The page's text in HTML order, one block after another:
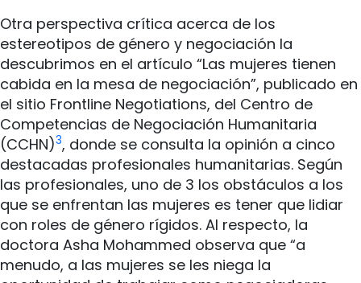
Otra perspectiva crítica acerca de los
estereotipos de género y negociación la
descubrimos en el artículo “Las mujeres tienen
cabida en la mesa de negociación”, publicado en
el sitio Frontline Negotiations, del Centro de
Competencias de Negociación Humanitaria
(CCHN)3, donde se consulta la opinión a cinco
destacadas profesionales humanitarias. Según
las profesionales, uno de 3 los obstáculos a los
que se enfrentan las mujeres es tener que lidiar
con roles de género rígidos. Al respecto, la
doctora Asha Mohammed observa que “a
menudo, a las mujeres se les niega la